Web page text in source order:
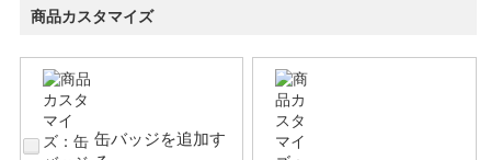
商品カスタマイズ
缶バッジを追加す